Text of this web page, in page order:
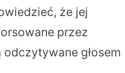
że jej
przez
odczytywane głosem